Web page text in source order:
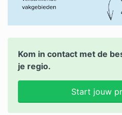
Kom in contact met de
je regio.
Start jouw